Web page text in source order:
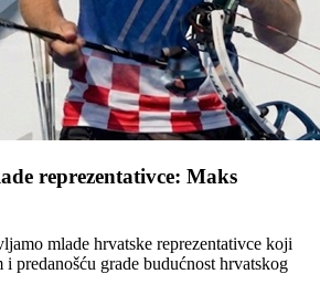
reprezentativce: Maks
mlade hrvatske reprezentativce koji
predanošću grade budućnost hrvatskog